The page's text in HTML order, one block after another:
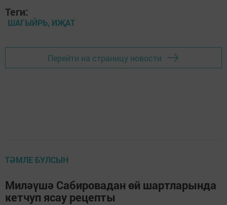
Теги:
ШАГЫЙРЬ, ИҖАТ
Перейти на страницу новости
ТӘМЛЕ БУЛСЫН
Миләүшә Сабировадан өй шартларында
кетчуп ясау рецепты